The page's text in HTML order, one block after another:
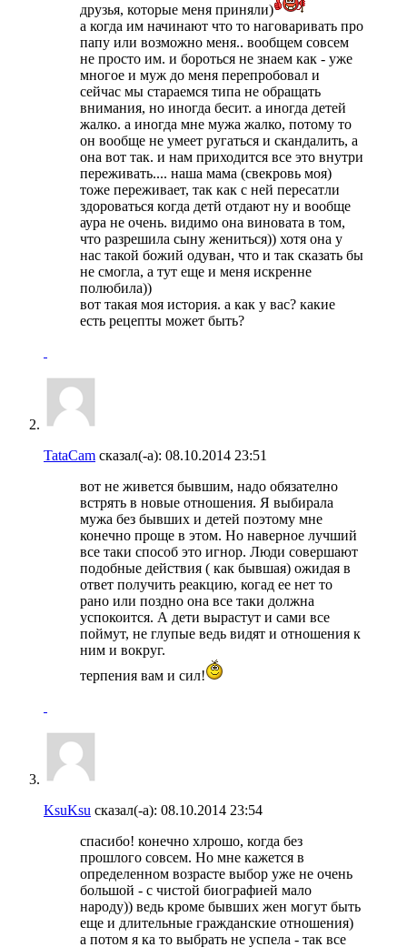
друзья, которые меня приняли)
а когда им начинают что то наговаривать про
папу или возможно меня.. вообщем совсем
не просто им. и бороться не знаем как - уже
многое и муж до меня перепробовал и
сейчас мы стараемся типа не обращать
внимания, но иногда бесит. а иногда детей
жалко. а иногда мне мужа жалко, потому то
он вообще не умеет ругаться и скандалить, а
она вот так. и нам приходится все это внутри
переживать.... наша мама (свекровь моя)
тоже переживает, так как с ней пересатли
здороваться когда детй отдают ну и вообще
аура не очень. видимо она виновата в том,
что разрешила сыну жениться)) хотя она у
нас такой божий одуван, что и так сказать бы
не смогла, а тут еще и меня искренне
полюбила))
вот такая моя история. а как у вас? какие
есть рецепты может быть?
TataCam сказал(-а): 08.10.2014 23:51
вот не живется бывшим, надо обязателно
встрять в новые отношения. Я выбирала
мужа без бывших и детей поэтому мне
конечно проще в этом. Но наверное лучший
все таки способ это игнор. Люди совершают
подобные действия ( как бывшая) ожидая в
ответ получить реакцию, когад ее нет то
рано или поздно она все таки должна
успокоится. А дети вырастут и сами все
поймут, не глупые ведь видят и отношения к
ним и вокруг.
терпения вам и сил!
KsuKsu сказал(-а): 08.10.2014 23:54
спасибо! конечно хлрошо, когда без
прошлого совсем. Но мне кажется в
определенном возрасте выбор уже не очень
большой - с чистой биографией мало
народу)) ведь кроме бывших жен могут быть
еще и длительные гражданские отношения)
а потом я ка то выбрать не успела - так все